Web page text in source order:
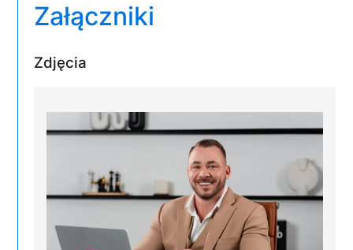
Załączniki
Zdjęcia